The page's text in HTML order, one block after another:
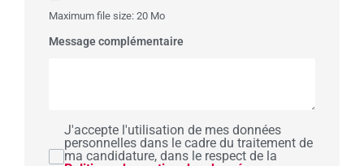
Maximum file size: 20 Mo
Message complémentaire
J'accepte l'utilisation de mes données
personnelles dans le cadre du traitement de
ma candidature, dans le respect de la